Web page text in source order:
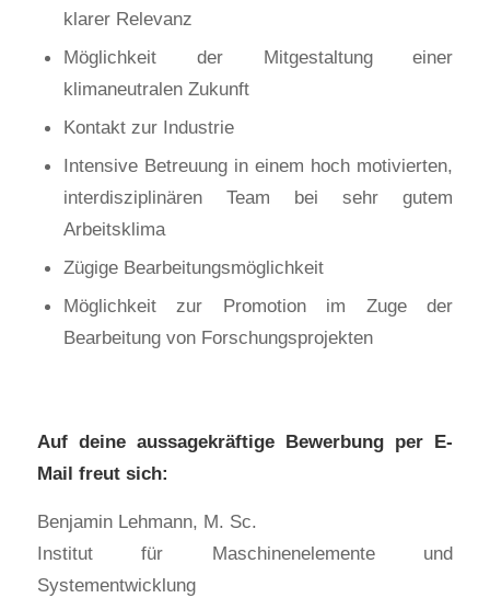
klarer Relevanz
Möglichkeit der Mitgestaltung einer
klimaneutralen Zukunft
Kontakt zur Industrie
Intensive Betreuung in einem hoch motivierten,
interdisziplinären Team bei sehr gutem
Arbeitsklima
Zügige Bearbeitungsmöglichkeit
Möglichkeit zur Promotion im Zuge der
Bearbeitung von Forschungsprojekten
Auf deine aussagekräftige Bewerbung per E-
Mail freut sich:
Benjamin Lehmann, M. Sc.
Institut für Maschinenelemente und
Systementwicklung